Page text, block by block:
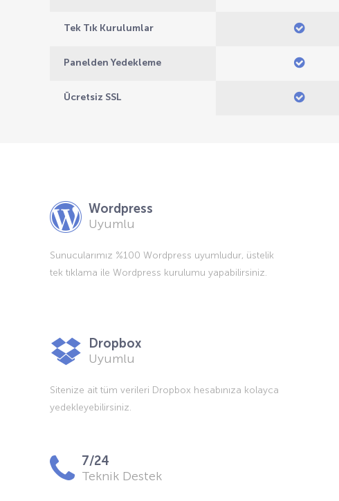
Tek Tık Kurulumlar
Panelden Yedekleme
Ücretsiz SSL
Wordpress
Uyumlu
Sunucularımız %100 Wordpress uyumludur, üstelik
tek tıklama ile Wordpress kurulumu yapabilirsiniz.
Dropbox
Uyumlu
Sitenize ait tüm verileri Dropbox hesabınıza kolayca
yedekleyebilirsiniz.
7/24
Teknik Destek